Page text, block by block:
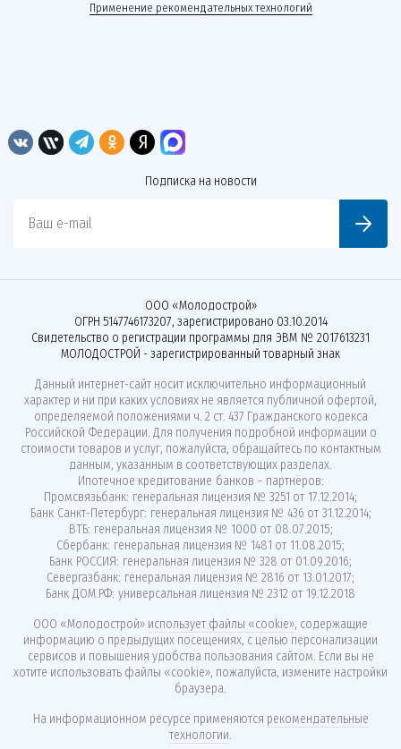
Применение рекомендательных технологий
Подписка на новости
Ваш e-mail
ООО «Молодострой»
ОГРН 5147746173207, зарегистрировано 03.10.2014
Свидетельство о регистрации программы для ЭВМ № 2017613231
МОЛОДОСТРОЙ - зарегистрированный товарный знак
Данный интернет-сайт носит исключительно информационный
характер и ни при каких условиях не является публичной офертой,
определяемой положениями ч. 2 ст. 437 Гражданского кодекса
Российской Федерации. Для получения подробной информации о
стоимости товаров и услуг, пожалуйста, обращайтесь по контактным
данным, указанным в соответствующих разделах.
Ипотечное кредитование банков - партнёров:
Промсвязьбанк: генеральная лицензия № 3251 от 17.12.2014;
Банк Санкт-Петербург: генеральная лицензия № 436 от 31.12.2014;
ВТБ: генеральная лицензия № 1000 от 08.07.2015;
Сбербанк: генеральная лицензия № 1481 от 11.08.2015;
Банк РОССИЯ: генеральная лицензия № 328 от 01.09.2016;
Севергазбанк: генеральная лицензия № 2816 от 13.01.2017;
Банк ДОМ.РФ: универсальная лицензия № 2312 от 19.12.2018
ООО «Молодострой» использует файлы «cookie», содержащие
информацию о предыдущих посещениях, с целью персонализации
сервисов и повышения удобства пользования сайтом. Если вы не
хотите использовать файлы «cookie», пожалуйста, измените настройки
браузера.
На информационном ресурсе применяются рекомендательные
технологии.